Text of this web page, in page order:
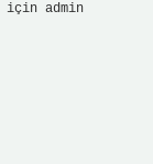
için admin